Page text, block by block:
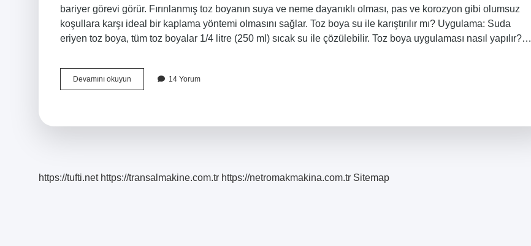
bariyer görevi görür. Fırınlanmış toz boyanın suya ve neme dayanıklı olması, pas ve korozyon gibi olumsuz
koşullara karşı ideal bir kaplama yöntemi olmasını sağlar. Toz boya su ile karıştırılır mı? Uygulama: Suda
eriyen toz boya, tüm toz boyalar 1/4 litre (250 ml) sıcak su ile çözülebilir. Toz boya uygulaması nasıl yapılır?…
Devamını okuyun
Boya
14 Yorum
https://tufti.net https://transalmakine.com.tr https://netromakmakina.com.tr Sitemap